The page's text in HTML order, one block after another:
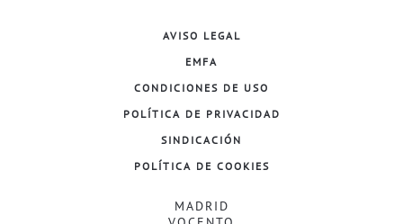
AVISO LEGAL
EMFA
CONDICIONES DE USO
POLÍTICA DE PRIVACIDAD
SINDICACIÓN
POLÍTICA DE COOKIES
MADRID